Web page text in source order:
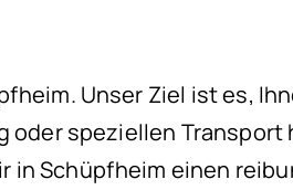
Unser Ziel ist es,
oder speziellen Transport
in Schüpfheim einen